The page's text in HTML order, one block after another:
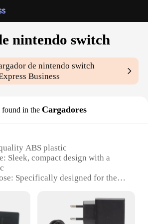
nintendo switch
de nintendo switch
Business
found in the Cargadores
ABS plastic
Sleek, compact design with a
Specifically designed for the
Property: Efficient power delivery
Includes a USB-C to USB-C